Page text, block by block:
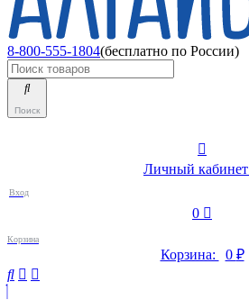
8-800-555-1804(бесплатно по России)
Поиск
Личный кабинет
Вход
0
Корзина
Корзина: 0 ₽